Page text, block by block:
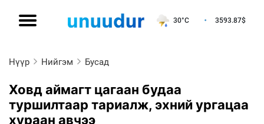
30°C 3593.87$
Нүүр Нийгэм Бусад
Ховд аймагт цагаан будаа
туршилтаар тариалж, эхний ургацаа
хураан авчээ